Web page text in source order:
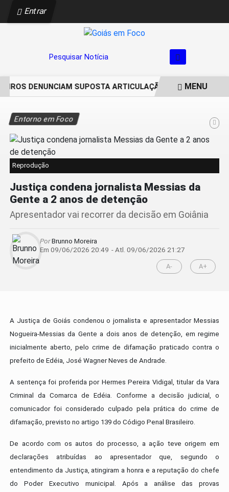
Entrar
Pesquisar Notícia
DENUNCIAM SUPOSTA ARTICULAÇÃO PARA INVASÕES
MENU
Entorno em Foco
Reprodução
Justiça condena jornalista Messias da
Gente a 2 anos de detenção
Apresentador vai recorrer da decisão em Goiânia
PorBrunno Moreira
Em 09/06/2026 20:49 - Atl. 09/06/2026 21:27
A- A+
A Justiça de Goiás condenou o jornalista e apresentador Messias
Nogueira-Messias da Gente a dois anos de detenção, em regime
inicialmente aberto, pelo crime de difamação praticado contra o
prefeito de Edéia, José Wagner Neves de Andrade.
A sentença foi proferida por Hermes Pereira Vidigal, titular da Vara
Criminal da Comarca de Edéia. Conforme a decisão judicial, o
comunicador foi considerado culpado pela prática do crime de
difamação, previsto no artigo 139 do Código Penal Brasileiro.
De acordo com os autos do processo, a ação teve origem em
declarações atribuídas ao apresentador que, segundo o
entendimento da Justiça, atingiram a honra e a reputação do chefe
do Poder Executivo municipal. Após a análise das provas